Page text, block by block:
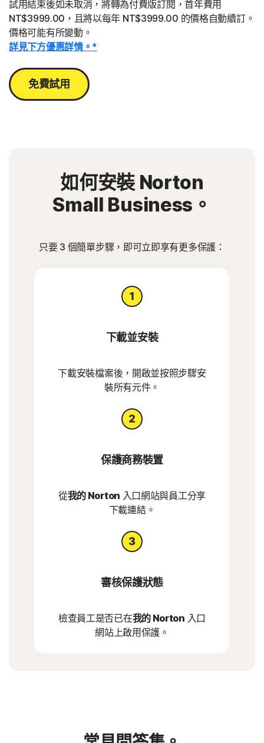
試用結束後如未取消，將轉為付費版訂閱，首年費用
NT$3999.00，且將以每年 NT$3999.00 的價格自動續訂。
價格可能有所變動。
詳見下方優惠詳情。*
免費試用
如何安裝 Norton
Small Business。
只要 3 個簡單步驟，即可立即享有更多保護：
下載並安裝
下載安裝檔案後，開啟並按照步驟安
裝所有元件。
保護商務裝置
從我的 Norton 入口網站與員工分享
下載連結。
審核保護狀態
檢查員工是否已在我的 Norton 入口
網站上啟用保護。